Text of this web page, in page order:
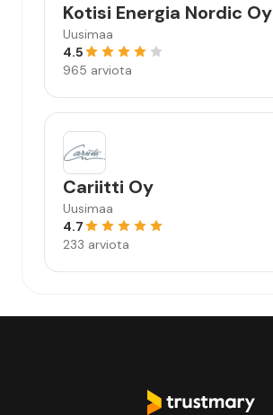
Kotisi Energia Nordic Oy
Uusimaa
4.5
965 arviota
Cariitti Oy
Uusimaa
4.7
233 arviota